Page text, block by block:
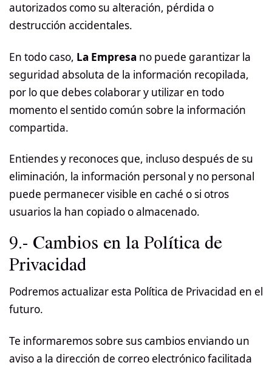
autorizados como su alteración, pérdida o
destrucción accidentales.
En todo caso, La Empresa no puede garantizar la
seguridad absoluta de la información recopilada,
por lo que debes colaborar y utilizar en todo
momento el sentido común sobre la información
compartida.
Entiendes y reconoces que, incluso después de su
eliminación, la información personal y no personal
puede permanecer visible en caché o si otros
usuarios la han copiado o almacenado.
9.- Cambios en la Política de
Privacidad
Podremos actualizar esta Política de Privacidad en el
futuro.
Te informaremos sobre sus cambios enviando un
aviso a la dirección de correo electrónico facilitada